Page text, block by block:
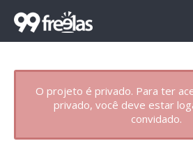
O projeto é privado. Para ter
privado, você deve estar
convidado.